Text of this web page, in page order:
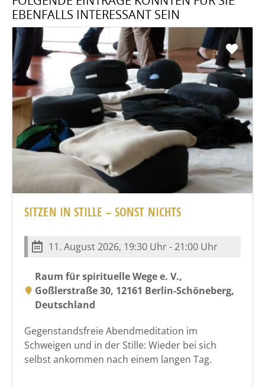
EBENFALLS INTERESSANT SEIN
SITZEN IN STILLE – SONST NICHTS
11. August 2026, 19:30 Uhr - 21:00 Uhr
Raum für spirituelle Wege e. V.,
Goßlerstraße 30, 12161 Berlin-Schöneberg,
Deutschland
Gegenstandsfreie Abendmeditation im
Schweigen und in der Stille: Wieder bei sich
selbst ankommen nach einem langen Tag.